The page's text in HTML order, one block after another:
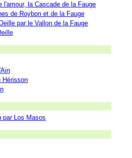
l'amour, la Cascade de la Fauge
de Roybon et de la Fauge
par le Vallon de la Fauge
Hérisson
par Los Masos